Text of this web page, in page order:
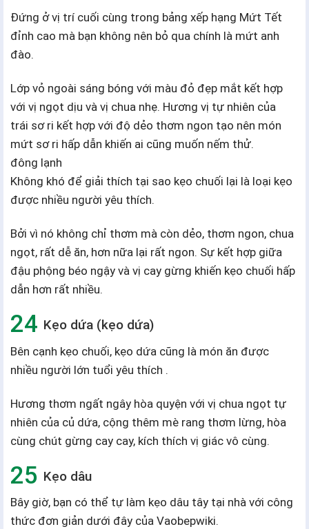
Đứng ở vị trí cuối cùng trong bảng xếp hạng Mứt Tết
đỉnh cao mà bạn không nên bỏ qua chính là mứt anh
đào.
Lớp vỏ ngoài sáng bóng với màu đỏ đẹp mắt kết hợp
với vị ngọt dịu và vị chua nhẹ. Hương vị tự nhiên của
trái sơ ri kết hợp với độ dẻo thơm ngon tạo nên món
mứt sơ ri hấp dẫn khiến ai cũng muốn nếm thử.
đông lạnh
Không khó để giải thích tại sao kẹo chuối lại là loại kẹo
được nhiều người yêu thích.
Bởi vì nó không chỉ thơm mà còn dẻo, thơm ngon, chua
ngọt, rất dễ ăn, hơn nữa lại rất ngon. Sự kết hợp giữa
đậu phộng béo ngậy và vị cay gừng khiến kẹo chuối hấp
dẫn hơn rất nhiều.
Kẹo dứa (kẹo dứa)
Bên cạnh kẹo chuối, kẹo dứa cũng là món ăn được
nhiều người lớn tuổi yêu thích .
Hương thơm ngất ngây hòa quyện với vị chua ngọt tự
nhiên của củ dứa, cộng thêm mè rang thơm lừng, hòa
cùng chút gừng cay cay, kích thích vị giác vô cùng.
Kẹo dâu
Bây giờ, bạn có thể tự làm kẹo dâu tây tại nhà với công
thức đơn giản dưới đây của Vaobepwiki.